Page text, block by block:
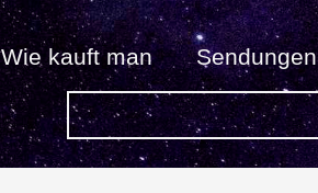
Wie kauft man Sendungen